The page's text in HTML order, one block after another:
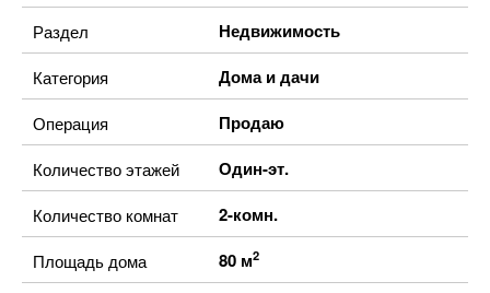
Раздел Недвижимость
Категория Дома и дачи
Операция Продаю
Количество этажей Один-эт.
Количество комнат 2-комн.
Площадь дома 80 м2